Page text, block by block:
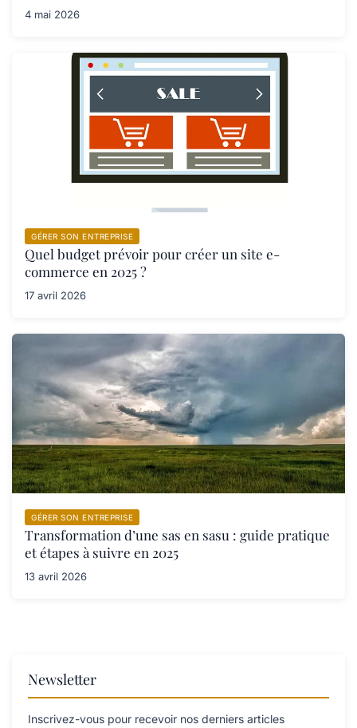
4 mai 2026
GÉRER SON ENTREPRISE
Quel budget prévoir pour créer un site e-
commerce en 2025 ?
17 avril 2026
GÉRER SON ENTREPRISE
Transformation d’une sas en sasu : guide pratique
et étapes à suivre en 2025
13 avril 2026
Newsletter
Inscrivez-vous pour recevoir nos derniers articles